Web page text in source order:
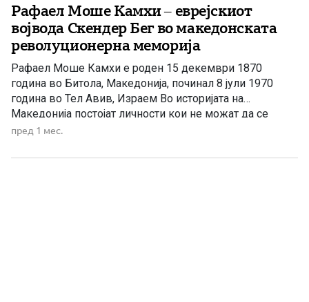
Рафаел Моше Камхи – еврејскиот
војвода Скендер Бег во македонската
револуционерна меморија
Рафаел Моше Камхи е роден 15 декември 1870
година во Битола, Македонија, починал 8 јули 1970
година во Тел Авив, Израем Во историјата на
Македонија постојат личности кои не можат да се
сместат само во една биографска рамка. Тие не се
настаните во кои учествувале, туку поради
пред 1 мес.